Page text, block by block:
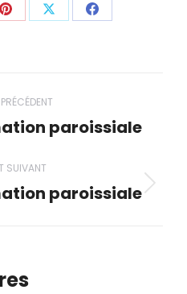
PartagerPartagerPartager
Onglet paroissiale
SUIVANT
Onglet paroissiale